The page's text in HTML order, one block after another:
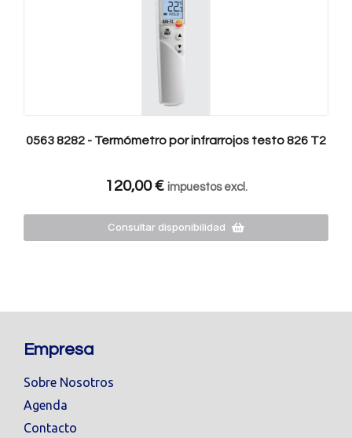
0563 8282 - Termómetro por infrarrojos testo 826 T2
120,00€ impuestos excl.
Consultar disponibilidad
Empresa
Sobre Nosotros
Agenda
Contacto